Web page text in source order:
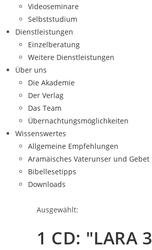
Videoseminare
Selbststudium
Dienstleistungen
Einzelberatung
Weitere Dienstleistungen
Über uns
Die Akademie
Der Verlag
Das Team
Übernachtungsmöglichkeiten
Wissenswertes
Allgemeine Empfehlungen
Aramäisches Vaterunser und Gebet
Bibellesetipps
Downloads
Ausgewählt:
1 CD: "LARA